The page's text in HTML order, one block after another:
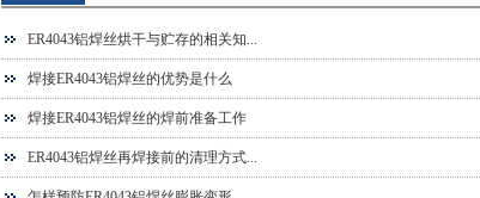
ER4043铝焊丝烘干与贮存的相关知...
焊接ER4043铝焊丝的优势是什么
焊接ER4043铝焊丝的焊前准备工作
ER4043铝焊丝再焊接前的清理方式...